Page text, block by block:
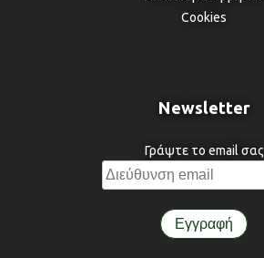
Cookies
Newsletter
Γράψτε το email σας